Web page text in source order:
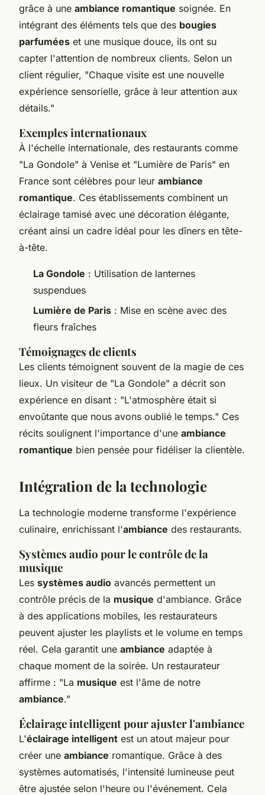
grâce à une ambiance romantique soignée. En
intégrant des éléments tels que des bougies
parfumées et une musique douce, ils ont su
capter l'attention de nombreux clients. Selon un
client régulier, "Chaque visite est une nouvelle
expérience sensorielle, grâce à leur attention aux
détails."
Exemples internationaux
À l'échelle internationale, des restaurants comme
"La Gondole" à Venise et "Lumière de Paris" en
France sont célèbres pour leur ambiance
romantique. Ces établissements combinent un
éclairage tamisé avec une décoration élégante,
créant ainsi un cadre idéal pour les dîners en tête-
à-tête.
La Gondole : Utilisation de lanternes
suspendues
Lumière de Paris : Mise en scène avec des
fleurs fraîches
Témoignages de clients
Les clients témoignent souvent de la magie de ces
lieux. Un visiteur de "La Gondole" a décrit son
expérience en disant : "L'atmosphère était si
envoûtante que nous avons oublié le temps." Ces
récits soulignent l'importance d'une ambiance
romantique bien pensée pour fidéliser la clientèle.
Intégration de la technologie
La technologie moderne transforme l'expérience
culinaire, enrichissant l'ambiance des restaurants.
Systèmes audio pour le contrôle de la
musique
Les systèmes audio avancés permettent un
contrôle précis de la musique d'ambiance. Grâce
à des applications mobiles, les restaurateurs
peuvent ajuster les playlists et le volume en temps
réel. Cela garantit une ambiance adaptée à
chaque moment de la soirée. Un restaurateur
affirme : "La musique est l'âme de notre
ambiance."
Éclairage intelligent pour ajuster l'ambiance
L'éclairage intelligent est un atout majeur pour
créer une ambiance romantique. Grâce à des
systèmes automatisés, l'intensité lumineuse peut
être ajustée selon l'heure ou l'événement. Cela